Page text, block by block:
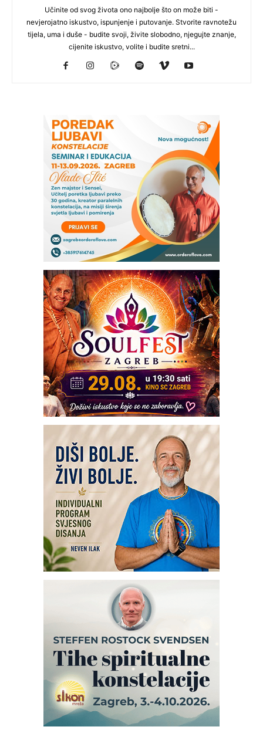
Učinite od svog života ono najbolje što on može biti -
nevjerojatno iskustvo, ispunjenje i putovanje. Stvorite ravnotežu
tijela, uma i duše - budite svoji, živite slobodno, njegujte znanje,
cijenite iskustvo, volite i budite sretni...